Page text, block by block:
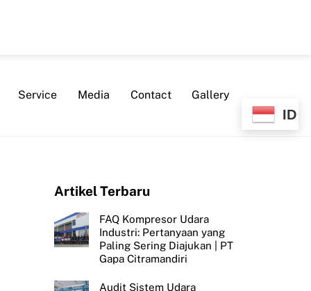
Service Media Contact Gallery
ID
Artikel Terbaru
FAQ Kompresor Udara
Industri: Pertanyaan yang
Paling Sering Diajukan | PT
Gapa Citramandiri
Audit Sistem Udara